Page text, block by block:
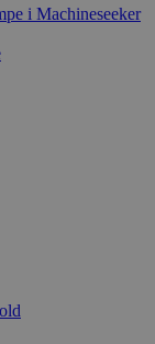
i Machineseeker